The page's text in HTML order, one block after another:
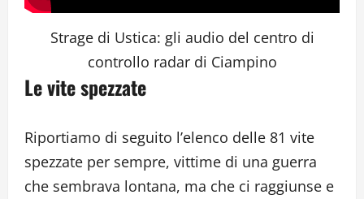
Strage di Ustica: gli audio del centro di
controllo radar di Ciampino
Le vite spezzate
Riportiamo di seguito l’elenco delle 81 vite
spezzate per sempre, vittime di una guerra
che sembrava lontana, ma che ci raggiunse e